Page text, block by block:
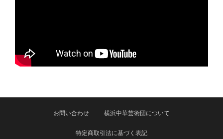
お問い合わせ 横浜中華芸術団について
特定商取引法に基づく表記